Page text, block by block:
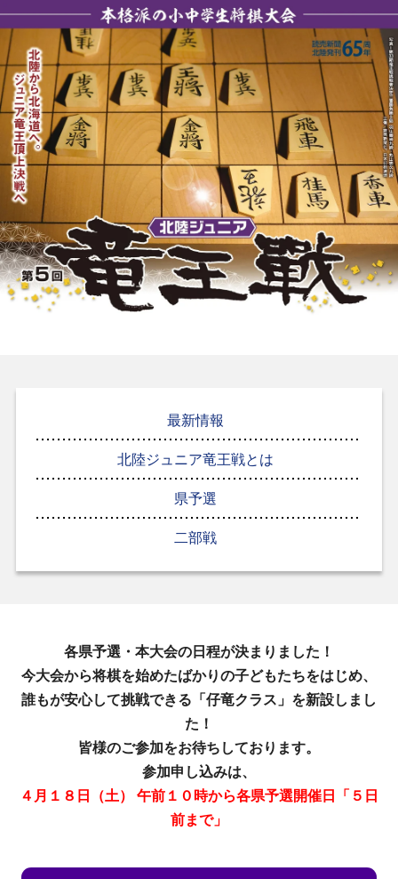
最新情報
北陸ジュニア竜王戦とは
県予選
二部戦
各県予選・本大会の日程が決まりました！
今大会から将棋を始めたばかりの子どもたちをはじめ、
誰もが安心して挑戦できる「仔竜クラス」を新設しまし
た！
皆様のご参加をお待ちしております。
参加申し込みは、
４月１８日（土） 午前１０時から各県予選開催日「５日
前まで」